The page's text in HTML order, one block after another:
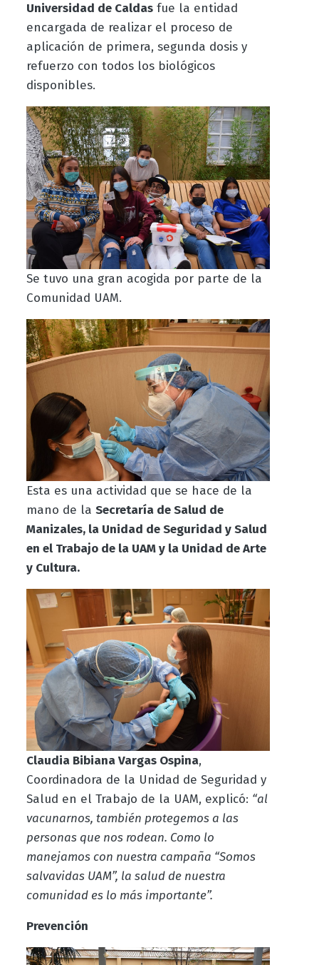
Universidad de Caldasfue la entidad
encargada de realizar el proceso de
aplicación de primera, segunda dosis y
refuerzo con todos los biológicos
disponibles.
Se tuvo una gran acogida por parte de la
Comunidad UAM.
Esta es una actividad que se hace de la
mano de la Secretaría de Salud de
Manizales, la Unidad de Seguridad y Salud
en el Trabajo de la UAM y la Unidad de Arte
y Cultura.
Claudia Bibiana Vargas Ospina,
Coordinadora de la Unidad de Seguridad y
Salud en el Trabajo de la UAM, explicó: “al
vacunarnos, también protegemos a las
personas que nos rodean. Como lo
manejamos con nuestra campaña “Somos
salvavidas UAM”, la salud de nuestra
comunidad es lo más importante”.
Prevención